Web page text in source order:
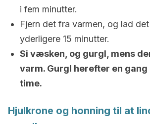
i fem minutter.
Fjern det fra varmen, og lad
yderligere 15 minutter.
Si væsken, og gurgl, mens
varm. Gurgl herefter en gang
time.
Hjulkrone og honning til at